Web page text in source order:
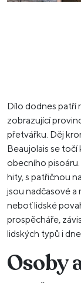
Dílo dodnes patří
zobrazující
přetvářku. Děj
Beaujolais se
obecního pisoáru.
hity, s patřičnou
jsou nadčasové a
neboť lidské
prospěcháře,
lidských typů i
Osoby